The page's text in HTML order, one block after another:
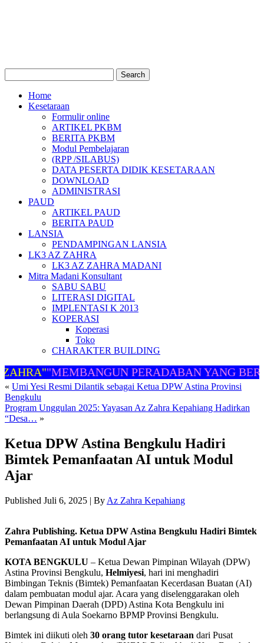
Home
Kesetaraan
Formulir online
ARTIKEL PKBM
BERITA PKBM
Modul Pembelajaran
(RPP /SILABUS)
DATA PESERTA DIDIK KESETARAAN
DOWNLOAD
ADMINISTRASI
PAUD
ARTIKEL PAUD
BERITA PAUD
LANSIA
PENDAMPINGAN LANSIA
LK3 AZ ZAHRA
LK3 AZ ZAHRA MADANI
Mitra Madani Konsultant
SABU SABU
LITERASI DIGITAL
IMPLENTASI K 2013
KOPERASI
Koperasi
Toko
CHARAKTER BUILDING
"MEMBANGUN PERADABAN YANG
« Umi Yesi Resmi Dilantik sebagai Ketua DPW Astina Provinsi
Bengkulu
Program Unggulan 2025: Yayasan Az Zahra Kepahiang Hadirkan
“Desa… »
Ketua DPW Astina Bengkulu Hadiri
Bimtek Pemanfaatan AI untuk Modul
Ajar
Published Juli 6, 2025 | By Az Zahra Kepahiang
Zahra Publishing. Ketua DPW Astina Bengkulu Hadiri Bimtek
Pemanfaatan AI untuk Modul Ajar
KOTA BENGKULU – Ketua Dewan Pimpinan Wilayah (DPW)
Astina Provinsi Bengkulu, Helmiyesi, hari ini menghadiri
Bimbingan Teknis (Bimtek) Pemanfaatan Kecerdasan Buatan (AI)
dalam pembuatan modul ajar. Acara yang diselenggarakan oleh
Dewan Pimpinan Daerah (DPD) Astina Kota Bengkulu ini
berlangsung di Aula Soekarno BPMP Provinsi Bengkulu.
Bimtek ini diikuti oleh 30 orang tutor kesetaraan dari Pusat